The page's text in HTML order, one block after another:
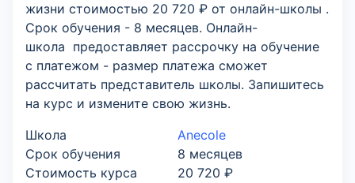
жизни стоимостью 20 720 ₽ от онлайн-школы .
Срок обучения - 8 месяцев. Онлайн-
школа предоставляет рассрочку на обучение
с платежом - размер платежа сможет
рассчитать представитель школы. Запишитесь
на курс и измените свою жизнь.
Школа
Anecole
Срок обучения
8 месяцев
Стоимость курса
20 720 ₽